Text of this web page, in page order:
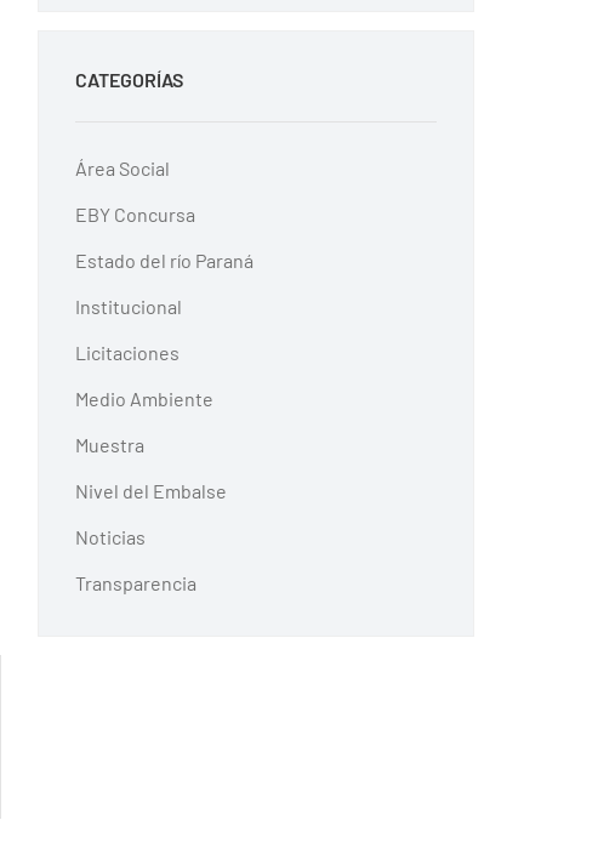
CATEGORÍAS
Área Social
EBY Concursa
Estado del río Paraná
Institucional
Licitaciones
Medio Ambiente
Muestra
Nivel del Embalse
Noticias
Transparencia